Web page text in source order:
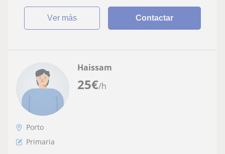
ver más Contactar
25€/h
Haissam
Porto
Primaria